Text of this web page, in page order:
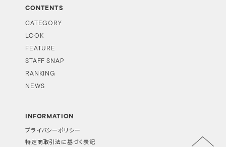
CONTENTS
CATEGORY
LOOK
FEATURE
STAFF SNAP
RANKING
NEWS
INFORMATION
プライバシーポリシー
特定商取引法に基づく表記